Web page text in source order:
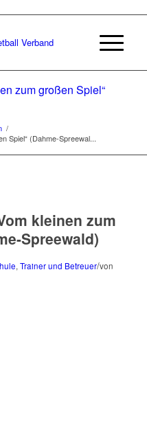
zum großen Spiel“
/
Spiel“ (Dahme-Spreewal...
kleinen zum
Spreewald)
, Trainer und Betreuer/von